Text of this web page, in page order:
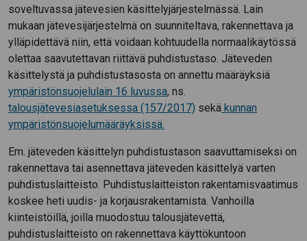
soveltuvassa jätevesien käsittelyjärjestelmässä. Lain
mukaan jätevesijärjestelmä on suunniteltava, rakennettava ja
ylläpidettävä niin, että voidaan kohtuudella normaalikäytössä
olettaa saavutettavan riittävä puhdistustaso. Jäteveden
käsittelystä ja puhdistustasosta on annettu määräyksiä
ympäristönsuojelulain 16 luvussa, ns.
talousjätevesiasetuksessa (157/2017) sekä kunnan
ympäristönsuojelumääräyksissä.
Em. jäteveden käsittelyn puhdistustason saavuttamiseksi on
rakennettava tai asennettava jäteveden käsittelyä varten
puhdistuslaitteisto. Puhdistuslaitteiston rakentamisvaatimus
koskee heti uudis- ja korjausrakentamista. Vanhoilla
kiinteistöillä, joilla muodostuu talousjätevettä,
puhdistuslaitteisto on rakennettava käyttökuntoon